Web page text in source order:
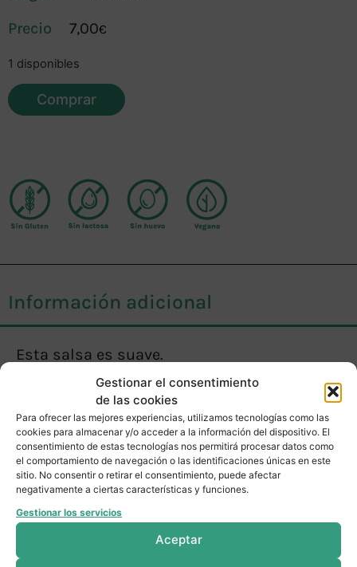
Gestionar el consentimiento
de las cookies
Para ofrecer las mejores experiencias, utilizamos tecnologías como las
cookies para almacenar y/o acceder a la información del dispositivo. El
consentimiento de estas tecnologías nos permitirá procesar datos como
el comportamiento de navegación o las identificaciones únicas en este
sitio. No consentir o retirar el consentimiento, puede afectar
negativamente a ciertas características y funciones.
Gestionar los servicios
Aceptar
7,00€
1 disponibles
Comprar
Información adicional
Esta salsa es suave.
El nivel de picante es bajo, perfecta para
principiantes al mundo de picante, para
fajitas, tacos y todo tipo de comida Tex Mex.
Conservar:En un lugar fresco, seco y
alejado de la luz solar.
Contiene sulfitos